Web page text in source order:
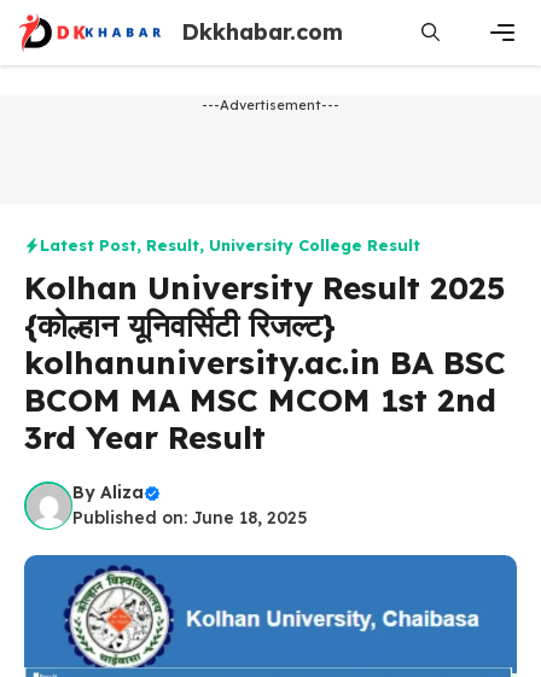
Skip
content
Dkkhabar.com
---Advertisement---
Latest Post, Result, University College Result
Kolhan University Result 2025
{कोल्हान यूनिवर्सिटी रिजल्ट}
kolhanuniversity.ac.in BA BSC
BCOM MA MSC MCOM 1st 2nd
3rd Year Result
By Aliza
Published on: June 18, 2025